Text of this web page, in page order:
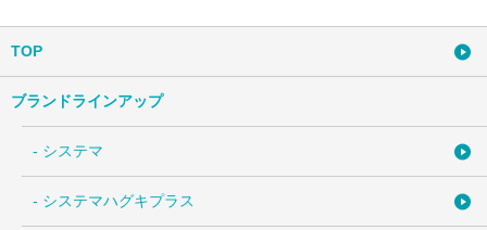
TOP
ブランドラインアップ
- システマ
- システマハグキプラス